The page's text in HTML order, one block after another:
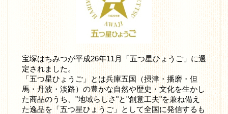
宝塚はちみつが平成26年11月「五つ星ひょうご」に選
定されました。
「五つ星ひょうご」とは兵庫五国（摂津・播磨・但
馬・丹波・淡路）の豊かな自然や歴史・文化を生かし
た商品のうち、"地域らしさ"と"創意工夫"を兼ね備え
た逸品を「五つ星ひょうご」として全国に発信するも